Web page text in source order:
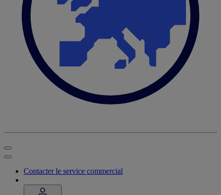
Contacter le service commercial